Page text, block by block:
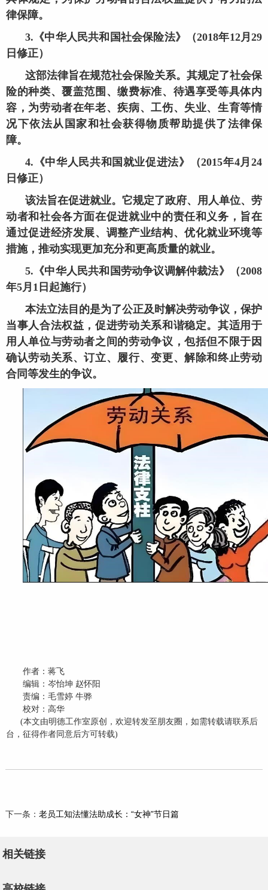
律保障。
3.《中华人民共和国社会保险法》（2018年12月29
日修正）
这部法律旨在规范社会保险关系。其规定了社会保
险的种类、覆盖范围、缴费标准、待遇享受等具体内
容，为劳动者在年老、疾病、工伤、失业、生育等情
况下依法从国家和社会获得物质帮助提供了法律保
障。
4.《中华人民共和国就业促进法》（2015年4月24
日修正）
该法旨在促进就业。它规定了政府、用人单位、劳
动者和社会各方面在促进就业中的责任和义务，旨在
通过促进经济发展、调整产业结构、优化就业环境等
措施，推动实现更加充分和更高质量的就业。
5.《中华人民共和国劳动争议调解仲裁法》（2008
年5月1日起施行）
本法立法目的是为了公正及时解决劳动争议，保护
当事人合法权益，促进劳动关系和谐稳定。其适用于
用人单位与劳动者之间的劳动争议，包括但不限于因
确认劳动关系、订立、履行、变更、解除和终止劳动
合同等发生的争议。
作者：蒋飞
编辑：岑怡坤 赵怀阳
责编：毛雪婷 牛骅
校对：高华
(本文由明德工作室原创，欢迎转发至朋友圈，如需转载请联系后
台，征得作者同意后方可转载)
下一条： 老员工知法懂法助成长：“女神”节日篇
相关链接